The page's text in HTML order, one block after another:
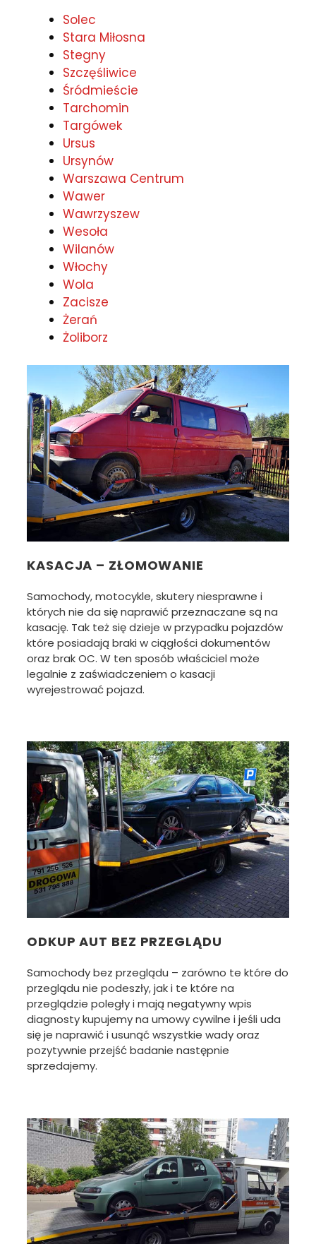
Solec
Stara Miłosna
Stegny
Szczęśliwice
Śródmieście
Tarchomin
Targówek
Ursus
Ursynów
Warszawa Centrum
Wawer
Wawrzyszew
Wesoła
Wilanów
Włochy
Wola
Zacisze
Żerań
Żoliborz
KASACJA – ZŁOMOWANIE
Samochody, motocykle, skutery niesprawne i
których nie da się naprawić przeznaczane są na
kasację. Tak też się dzieje w przypadku pojazdów
które posiadają braki w ciągłości dokumentów
oraz brak OC. W ten sposób właściciel może
legalnie z zaświadczeniem o kasacji
wyrejestrować pojazd.
ODKUP AUT BEZ PRZEGLĄDU
Samochody bez przeglądu – zarówno te które do
przeglądu nie podeszły, jak i te które na
przeglądzie poległy i mają negatywny wpis
diagnosty kupujemy na umowy cywilne i jeśli uda
się je naprawić i usunąć wszystkie wady oraz
pozytywnie przejść badanie następnie
sprzedajemy.